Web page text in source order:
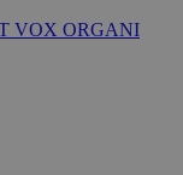
VOX ORGANI